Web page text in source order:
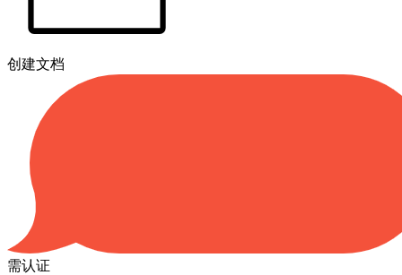
创建文档
需认证